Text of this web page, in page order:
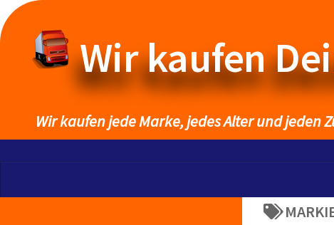
Wir kaufen
Wir kaufen jede Marke, jedes Alter und jeden